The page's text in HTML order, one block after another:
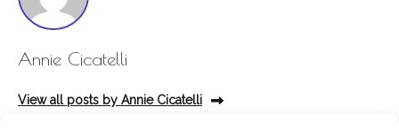
Annie Cicatelli
View all posts by Annie Cicatelli